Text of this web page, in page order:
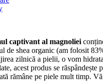
captivant al magnoliei
de shea organic (am folosit
zilnică a pielii, o vom
acest produs se
rămâne pe piele mult timp.